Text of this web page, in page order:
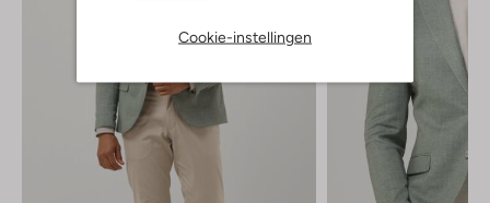
Cookie-instellingen